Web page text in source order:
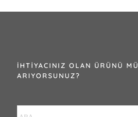
İHTIYACINIZ OLAN ÜRÜNÜ MÜ
ARIYORSUNUZ?